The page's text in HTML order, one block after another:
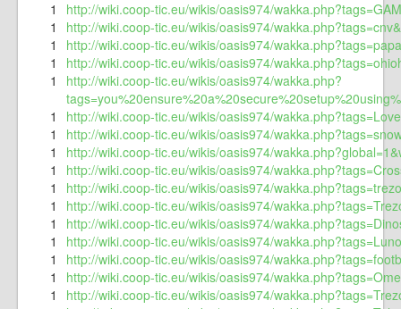
1
http://wiki.coop-tic.eu/wikis/oasis974/
1
http://wiki.coop-tic.eu/wikis/oasis974/
1
http://wiki.coop-tic.eu/wikis/oasis974/
1
http://wiki.coop-tic.eu/wikis/oasis974/
1
http://wiki.coop-tic.eu/wikis/oasis974/wakka.php?
1
http://wiki.coop-tic.eu/wikis/oasis974/
1
http://wiki.coop-tic.eu/wikis/oasis974/
1
http://wiki.coop-tic.eu/wikis/oasis974/
1
http://wiki.coop-tic.eu/wikis/oasis974/
1
http://wiki.coop-tic.eu/wikis/oasis974/
1
http://wiki.coop-tic.eu/wikis/oasis974/
1
http://wiki.coop-tic.eu/wikis/oasis974/
1
http://wiki.coop-tic.eu/wikis/oasis974/
1
http://wiki.coop-tic.eu/wikis/oasis974/
1
http://wiki.coop-tic.eu/wikis/oasis974/
1
http://wiki.coop-tic.eu/wikis/oasis974/